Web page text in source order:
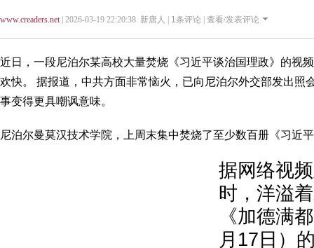
www.creaders.net| 2026-03-19 22:20:38 新唐人 | 1条评论 | 查看/发表评论
近日，一段尼泊尔某高校大量焚烧《习近平谈治国理政》的视
欢快。 据报道，中共方面非常恼火，已向尼泊尔外交部发出照
事变得更具嘲讽意味。
尼泊尔曼莫汉技术学院，上周末集中焚烧了至少数百册《习近
据网络视
时，洋溢
《加德满
月17日）